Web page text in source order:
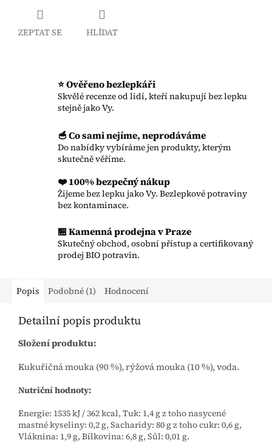
ZEPTAT SE HLÍDAT
⭐ Ověřeno bezlepkáři
Skvělé recenze od lidí, kteří nakupují bez lepku
stejně jako Vy.
🥣 Co sami nejíme, neprodáváme
Do nabídky vybíráme jen produkty, kterým
skutečně věříme.
❤️ 100% bezpečný nákup
Žijeme bez lepku jako Vy. Bezlepkové potraviny
bez kontaminace.
🏪 Kamenná prodejna v Praze
Skutečný obchod, osobní přístup a certifikovaný
prodej BIO potravin.
Popis Podobné (1) Hodnocení
Detailní popis produktu
Složení produktu:
Kukuřičná mouka (90 %), rýžová mouka (10 %), voda.
Nutriční hodnoty:
Energie: 1535 kJ / 362 kcal, Tuk: 1,4 g z toho nasycené
mastné kyseliny: 0,2 g, Sacharidy: 80 g z toho cukr: 0,6 g,
Vláknina: 1,9 g, Bílkovina: 6,8 g, Sůl: 0,01 g.